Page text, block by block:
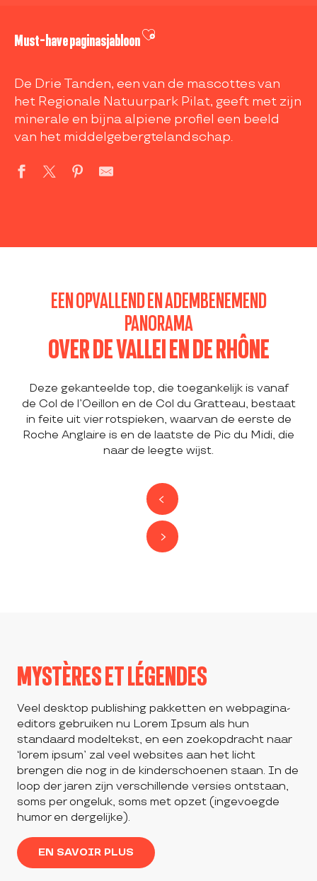
Must-have paginasjabloonAjouter aux favoris
De Drie Tanden, een van de mascottes van
het Regionale Natuurpark Pilat, geeft met zijn
minerale en bijna alpiene profiel een beeld
van het middelgebergtelandschap.
EEN OPVALLEND EN ADEMBENEMEND
PANORAMA
OVER DE VALLEI EN DE RHÔNE
Deze gekanteelde top, die toegankelijk is vanaf
de Col de l’Oeillon en de Col du Gratteau, bestaat
in feite uit vier rotspieken, waarvan de eerste de
Roche Anglaire is en de laatste de Pic du Midi, die
naar de leegte wijst.
MYSTÈRES ET LÉGENDES
Veel desktop publishing pakketten en webpagina-
editors gebruiken nu Lorem Ipsum als hun
standaard modeltekst, en een zoekopdracht naar
‘lorem ipsum’ zal veel websites aan het licht
brengen die nog in de kinderschoenen staan. In de
loop der jaren zijn verschillende versies ontstaan,
soms per ongeluk, soms met opzet (ingevoegde
humor en dergelijke).
EN SAVOIR PLUS